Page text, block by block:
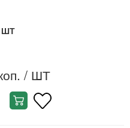
ШТ
/ ШТ